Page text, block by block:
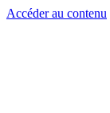
Accéder au contenu